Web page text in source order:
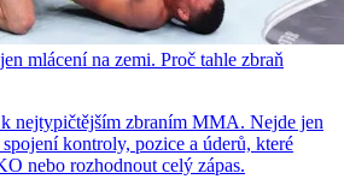
mlácení na zemi. Proč tahle zbraň
nejtypičtějším zbraním MMA. Nejde jen
kontroly, pozice a úderů, které
nebo rozhodnout celý zápas.